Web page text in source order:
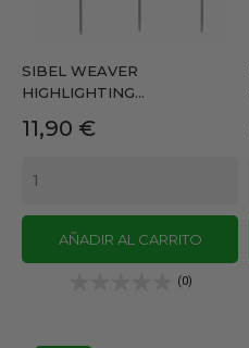
SIBEL WEAVER
HIGHLIGHTING...
Precio
11,90 €
AÑADIR AL CARRITO
(0)